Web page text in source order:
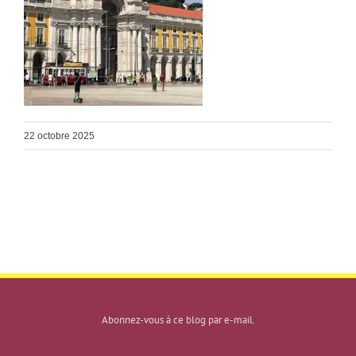
22 octobre 2025
Abonnez-vous à ce blog par e-mail.